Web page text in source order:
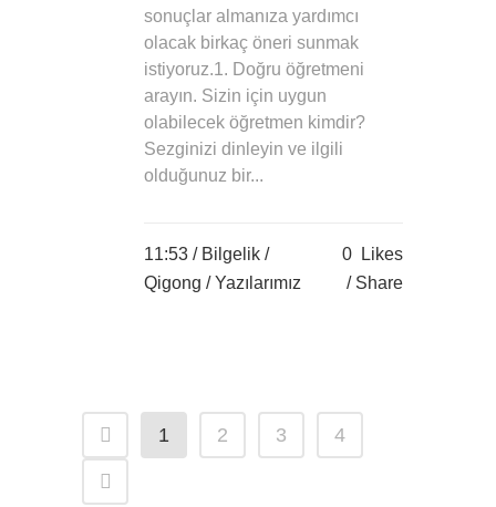
sonuçlar almanıza yardımcı
olacak birkaç öneri sunmak
istiyoruz.1. Doğru öğretmeni
arayın. Sizin için uygun
olabilecek öğretmen kimdir?
Sezginizi dinleyin ve ilgili
olduğunuz bir...
11:53 / Bilgelik /
Qigong /Yazılarımız
0
Likes
Share
1 2 3 4